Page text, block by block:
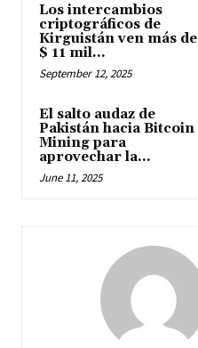
Los intercambios
criptográficos de
Kirguistán ven más de
$ 11 mil...
September 12, 2025
El salto audaz de
Pakistán hacia Bitcoin
Mining para
aprovechar la...
June 11, 2025